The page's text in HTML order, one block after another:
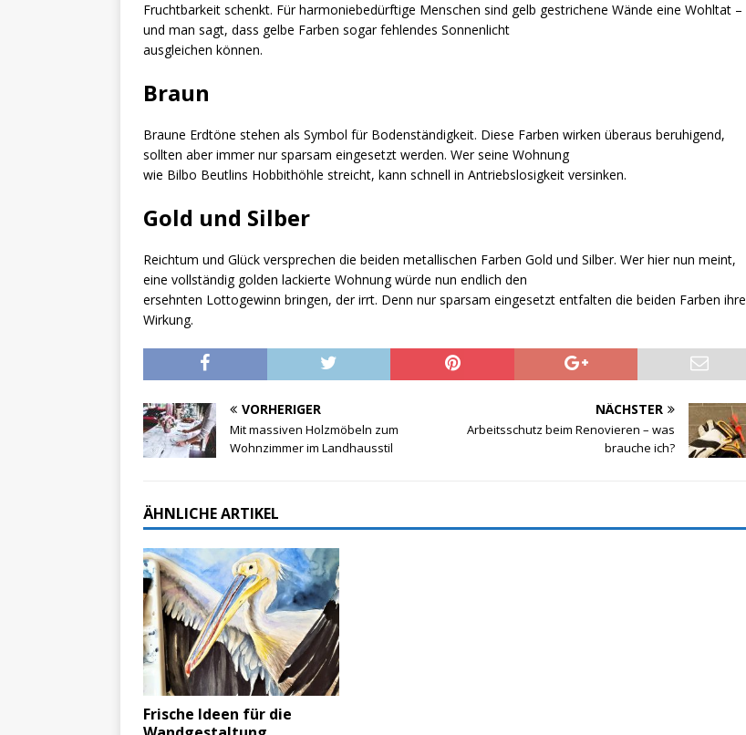
Fruchtbarkeit schenkt. Für harmoniebedürftige Menschen sind gelb gestrichene Wände eine Wohltat –
und man sagt, dass gelbe Farben sogar fehlendes Sonnenlicht
ausgleichen können.
Braun
Braune Erdtöne stehen als Symbol für Bodenständigkeit. Diese Farben wirken überaus beruhigend,
sollten aber immer nur sparsam eingesetzt werden. Wer seine Wohnung
wie Bilbo Beutlins Hobbithöhle streicht, kann schnell in Antriebslosigkeit versinken.
Gold und Silber
Reichtum und Glück versprechen die beiden metallischen Farben Gold und Silber. Wer hier nun meint,
eine vollständig golden lackierte Wohnung würde nun endlich den
ersehnten Lottogewinn bringen, der irrt. Denn nur sparsam eingesetzt entfalten die beiden Farben ihre
Wirkung.
VORHERIGER
Mit massiven Holzmöbeln zum
Wohnzimmer im Landhausstil
NÄCHSTER
Arbeitsschutz beim Renovieren – was
brauche ich?
ÄHNLICHE ARTIKEL
Frische Ideen für die